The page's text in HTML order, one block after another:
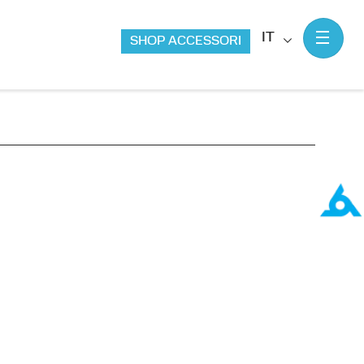
IT
SHOP ACCESSORI